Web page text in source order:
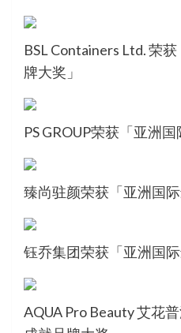
BSL Containers Ltd. 荣
牌大奖」
PS GROUP荣获「亚洲
臻尚驻颜荣获「亚洲国
钰乔集团荣获「亚洲国
AQUA Pro Beauty 艾花